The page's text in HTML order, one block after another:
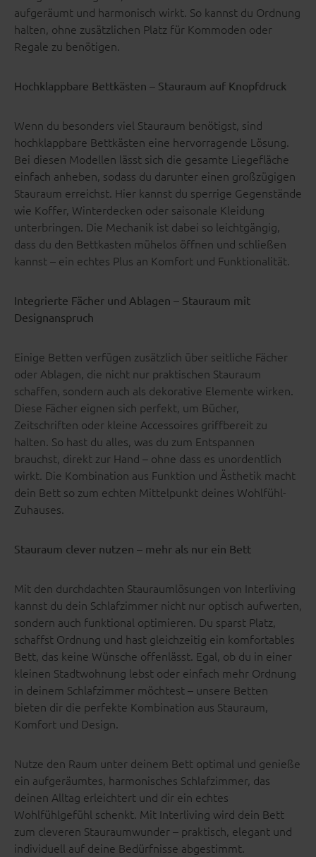
aufgeräumt und harmonisch wirkt. So kannst du Ordnung
halten, ohne zusätzlichen Platz für Kommoden oder
Regale zu benötigen.
Hochklappbare Bettkästen – Stauraum auf Knopfdruck
Wenn du besonders viel Stauraum benötigst, sind
hochklappbare Bettkästen eine hervorragende Lösung.
Bei diesen Modellen lässt sich die gesamte Liegefläche
einfach anheben, sodass du darunter einen großzügigen
Stauraum erreichst. Hier kannst du sperrige Gegenstände
wie Koffer, Winterdecken oder saisonale Kleidung
unterbringen. Die Mechanik ist dabei so leichtgängig,
dass du den Bettkasten mühelos öffnen und schließen
kannst – ein echtes Plus an Komfort und Funktionalität.
Integrierte Fächer und Ablagen – Stauraum mit
Designanspruch
Einige Betten verfügen zusätzlich über seitliche Fächer
oder Ablagen, die nicht nur praktischen Stauraum
schaffen, sondern auch als dekorative Elemente wirken.
Diese Fächer eignen sich perfekt, um Bücher,
Zeitschriften oder kleine Accessoires griffbereit zu
halten. So hast du alles, was du zum Entspannen
brauchst, direkt zur Hand – ohne dass es unordentlich
wirkt. Die Kombination aus Funktion und Ästhetik macht
dein Bett so zum echten Mittelpunkt deines Wohlfühl-
Zuhauses.
Stauraum clever nutzen – mehr als nur ein Bett
Mit den durchdachten Stauraumlösungen von Interliving
kannst du dein Schlafzimmer nicht nur optisch aufwerten,
sondern auch funktional optimieren. Du sparst Platz,
schaffst Ordnung und hast gleichzeitig ein komfortables
Bett, das keine Wünsche offenlässt. Egal, ob du in einer
kleinen Stadtwohnung lebst oder einfach mehr Ordnung
in deinem Schlafzimmer möchtest – unsere Betten
bieten dir die perfekte Kombination aus Stauraum,
Komfort und Design.
Nutze den Raum unter deinem Bett optimal und genieße
ein aufgeräumtes, harmonisches Schlafzimmer, das
deinen Alltag erleichtert und dir ein echtes
Wohlfühlgefühl schenkt. Mit Interliving wird dein Bett
zum cleveren Stauraumwunder – praktisch, elegant und
individuell auf deine Bedürfnisse abgestimmt.